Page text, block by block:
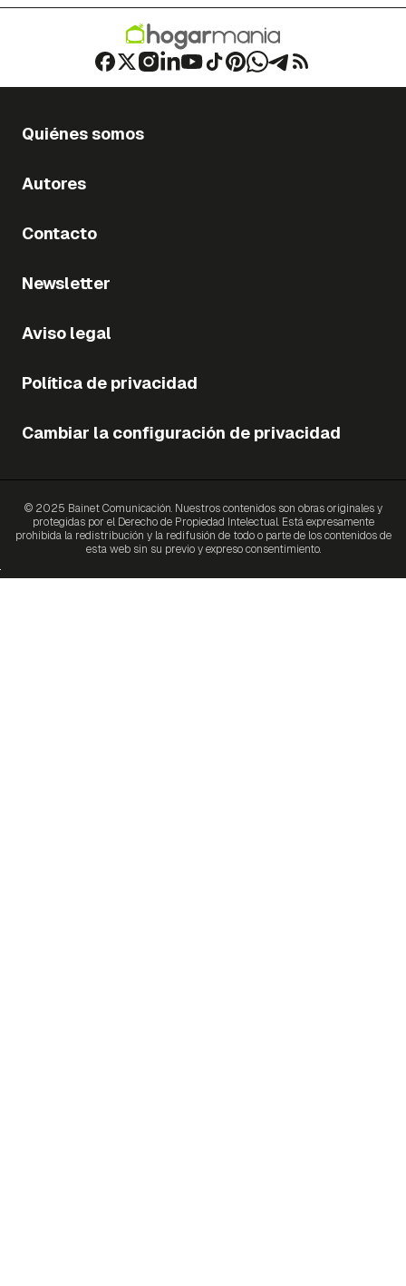
Quiénes somos
Autores
Contacto
Newsletter
Aviso legal
Política de privacidad
Cambiar la configuración de privacidad
© 2025 Bainet Comunicación. Nuestros contenidos son obras originales y
protegidas por el Derecho de Propiedad Intelectual. Está expresamente
prohibida la redistribución y la redifusión de todo o parte de los contenidos de
esta web sin su previo y expreso consentimiento.